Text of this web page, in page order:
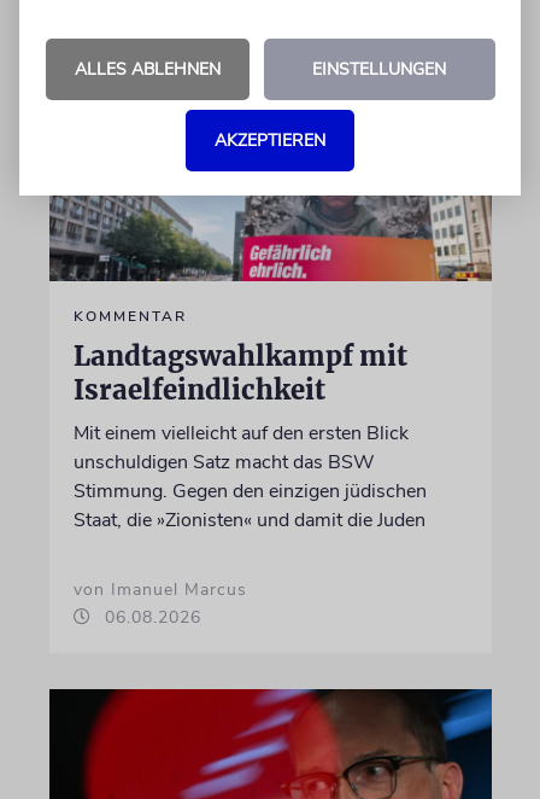
KOMMENTAR
Landtagswahlkampf mit
Israelfeindlichkeit
Mit einem vielleicht auf den ersten Blick
unschuldigen Satz macht das BSW
Stimmung. Gegen den einzigen jüdischen
Staat, die »Zionisten« und damit die Juden
von Imanuel Marcus
06.08.2026
ALLES ABLEHNEN EINSTELLUNGEN
AKZEPTIEREN